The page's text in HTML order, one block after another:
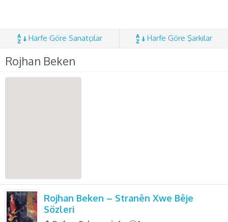
Harfe Göre Sanatçılar Harfe Göre Şarkılar
Rojhan Beken
Rojhan Beken – Stranên Xwe Bêje
Sözleri